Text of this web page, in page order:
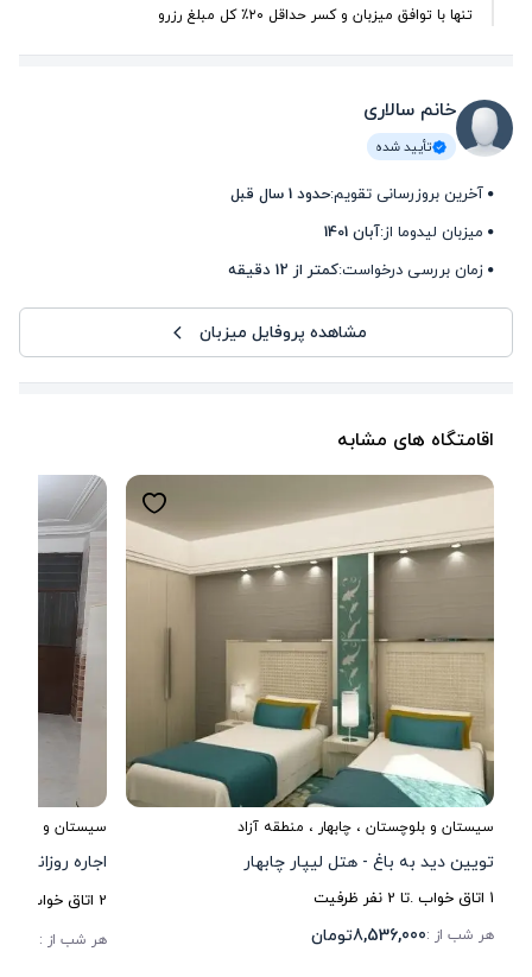
تنها با توافق میزبان و کسر حداقل ۲۰٪ کل مبلغ رزرو
خانم سالاری
تأیید شده
آخرین بروزرسانی تقویم:حدود 1 سال قبل
میزبان لیدوما از:آبان 1401
زمان بررسی درخواست:کمتر از 12 دقیقه
مشاهده پروفایل میزبان
اقامتگاه های مشابه
سیستان و بلوچستان ، چابهار ، منطقه آزاد
تویین دید به باغ - هتل لیپار چابهار
1 اتاق خواب .تا 2 نفر ظرفیت
هر شب از :8,536,000تومان
سیستان و
اجاره روزانه
2 اتاق خواب .
هر شب از :